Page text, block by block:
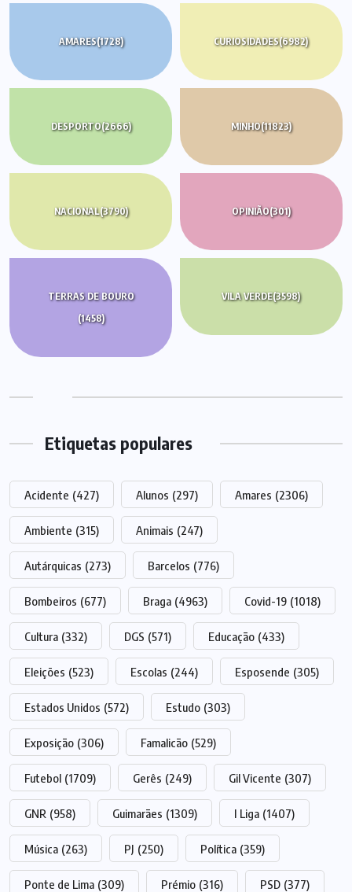
AMARES(1728) CURIOSIDADES(6982)
DESPORTO(2666) MINHO(11823)
NACIONAL(3790) OPINIÃO(301)
TERRAS DE BOURO
(1458)
VILA VERDE(3598)
Etiquetas populares
Acidente (427) Alunos (297) Amares (2306)
Ambiente (315) Animais (247)
Autárquicas (273) Barcelos (776)
Bombeiros (677) Braga (4963) Covid-19 (1018)
Cultura (332) DGS (571) Educação (433)
Eleições (523) Escolas (244) Esposende (305)
Estados Unidos (572) Estudo (303)
Exposição (306) Famalicão (529)
Futebol (1709) Gerês (249) Gil Vicente (307)
GNR (958) Guimarães (1309) I Liga (1407)
Música (263) PJ (250) Política (359)
Ponte de Lima (309) Prémio (316) PSD (377)